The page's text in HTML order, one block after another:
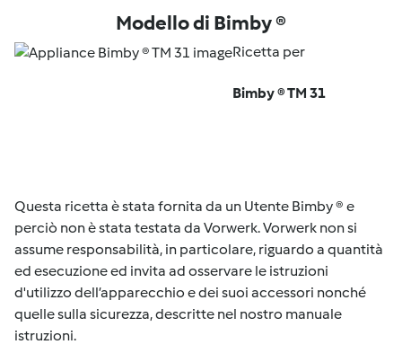
Modello di Bimby ®
Ricetta per
Bimby ® TM 31
Questa ricetta è stata fornita da un Utente Bimby ® e
perciò non è stata testata da Vorwerk. Vorwerk non si
assume responsabilità, in particolare, riguardo a quantità
ed esecuzione ed invita ad osservare le istruzioni
d'utilizzo dell’apparecchio e dei suoi accessori nonché
quelle sulla sicurezza, descritte nel nostro manuale
istruzioni.